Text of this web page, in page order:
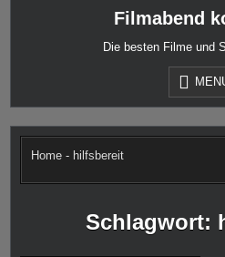
Filmabend
Die besten Filme und
Home - hilfsbereit
Schlagwort: